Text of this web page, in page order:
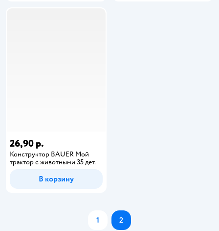
26,90 р.
Конструктор BAUER Мой
трактор с животными 35 дет.
В корзину
1 2